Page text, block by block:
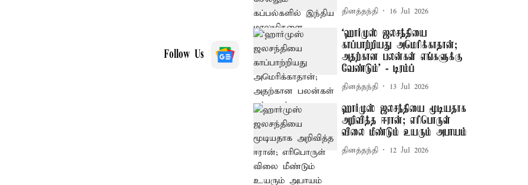
Follow Us
தினத்தந்தி 16 Jul 2026
‘ஹார்முஸ் ஜலசந்தியை
காப்பாற்றியது அமெரிக்காதான்;
அதற்கான பலன்கள் எங்களுக்கு
வேண்டும்’ - டிரம்ப்
தினத்தந்தி 13 Jul 2026
ஹார்முஸ் ஜலசந்தியை மூடியதாக
அறிவித்த ஈரான்; எரிபொருள்
விலை மீண்டும் உயரும் அபாயம்
தினத்தந்தி 12 Jul 2026